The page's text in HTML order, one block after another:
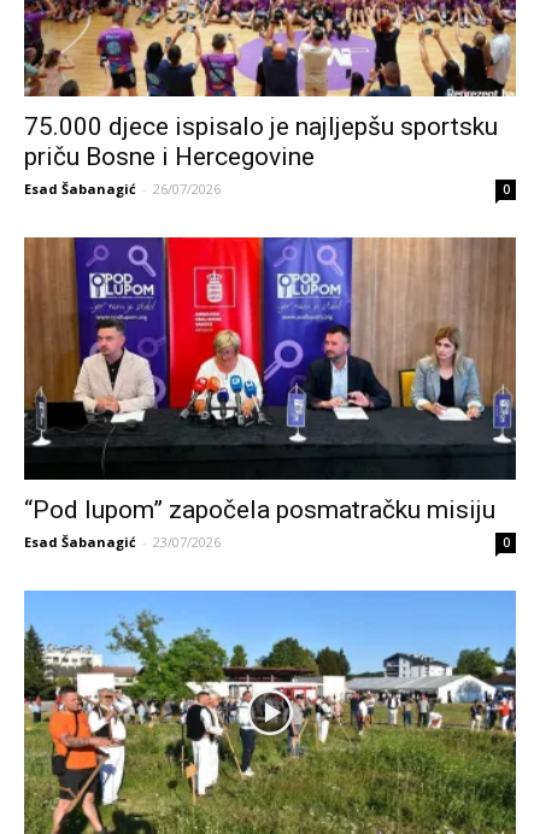
75.000 djece ispisalo je najljepšu sportsku
priču Bosne i Hercegovine
Esad Šabanagić - 26/07/2026 0
“Pod lupom” započela posmatračku misiju
Esad Šabanagić - 23/07/2026 0